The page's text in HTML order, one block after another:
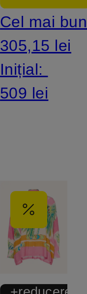
Cel mai
305,15 lei
Inițial:
509 lei